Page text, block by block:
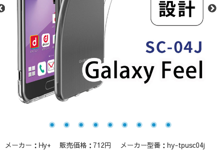
メーカー：Hy+ 販売価格：712円 メーカー型番：hy-tpusc04j